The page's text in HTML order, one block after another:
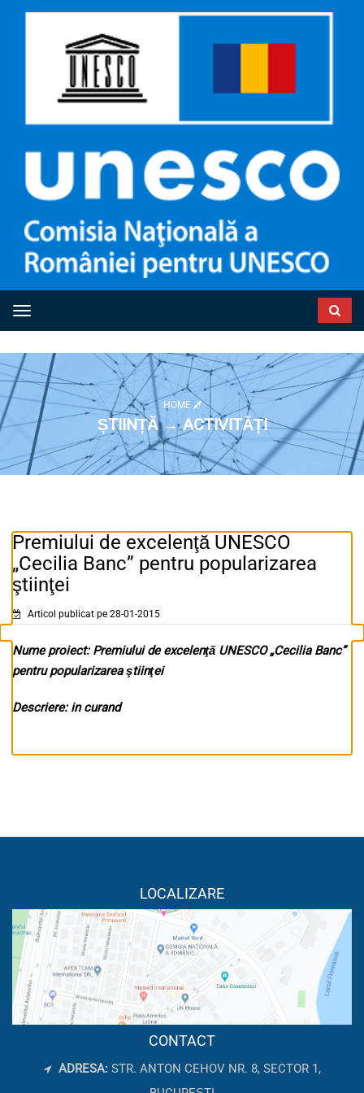
Toggle navigation
HOME
ȘTIINȚĂ → ACTIVITĂȚI
Premiului de excelenţă UNESCO
„Cecilia Banc” pentru popularizarea
ştiinţei
Articol publicat pe 28-01-2015
Nume proiect: Premiului de excelenţă UNESCO „Cecilia Banc”
pentru popularizarea ştiinţei
Descriere: in curand
LOCALIZARE
CONTACT
ADRESA: STR. ANTON CEHOV NR. 8, SECTOR 1,